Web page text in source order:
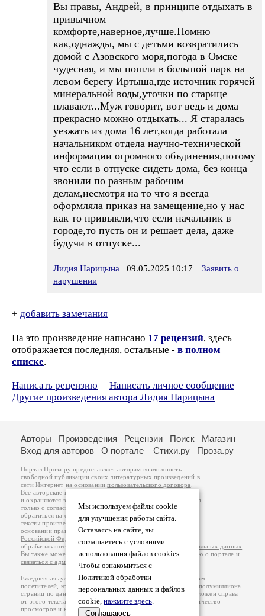
Вы правы, Андрей, в принципе отдыхать в
привычном
комфорте,наверное,лучше.Помню
как,однажды, мы с детьми возвратились
домой с Азовского моря,погода в Омске
чудесная, и мы пошли в большой парк на
левом берегу Иртыша,где источник горячей
минеральной воды,уточки по старице
плавают...Муж говорит, вот ведь и дома
прекрасно можно отдыхать... Я старалась
уезжать из дома 16 лет,когда работала
начальником отдела научно-технической
информации огромного объдинения,потому
что если в отпуске сидеть дома, без конца
звонили по разным рабочим
делам,несмотря на то что я всегда
оформляла приказ на замещение,но у нас
как то привыкли,что если начальник в
городе,то пусть он и решает дела, даже
будучи в отпуске...
Лидия Нарицына 09.05.2025 10:17
Заявить о
нарушении
+ добавить замечания
На это произведение написано 17 рецензий, здесь
отображается последняя, остальные - в полном
списке.
Написать рецензию
Написать личное сообщение
Другие произведения автора Лидия Нарицына
Мы используем файлы cookie
для улучшения работы сайта.
Оставаясь на сайте, вы
соглашаетесь с условиями
использования файлов cookies.
Чтобы ознакомиться с
Политикой обработки
персональных данных и файлов
cookie, нажмите здесь.
Соглашаюсь
Авторы Произведения Рецензии Поиск
Магазин
Вход для авторов
О портале Стихи.ру Проза.ру
Портал Проза.ру предоставляет авторам возможность
свободной публикации своих литературных произведений в
сети Интернет на основаниипользовательского договора
Все авторские права на произведения принадлежат авторам
и охраняются законом
. Перепечатка произведений возможна
только с согласия его автора, к которому вы можете
обратиться на его авторской странице. Ответственность за
тексты произведений авторы несут самостоятельно на
основанииправил публикацииизаконодательства
Российской Федерации
обрабатываются на основанииПолитики обработки персональных данных
Вы также можете посмотреть более подробнуюинформацию о портале и
связаться с администрацией
Ежедневная аудитория портала Проза.ру – порядка 100 тысяч
посетителей, которые в общей сумме просматривают более полумиллиона
страниц по данным счетчика посещаемости, который расположен справа
от этого текста. В каждой графе указано по две цифры: количество
просмотров и количество посетителей.